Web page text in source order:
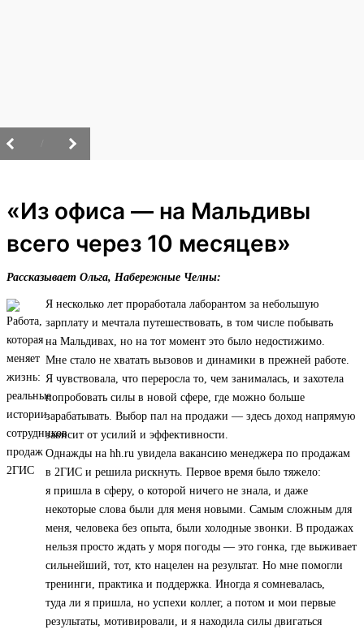
«Из офиса — на Мальдивы
всего через 10 месяцев»
Рассказывает Ольга, Набережные Челны:
Я несколько лет проработала лаборантом за небольшую
зарплату и мечтала путешествовать, в том числе побывать
на Мальдивах, но на тот момент это было недостижимо.
Мне стало не хватать вызовов и динамики в прежней работе.
Я чувствовала, что переросла то, чем занималась, и захотела
попробовать силы в новой сфере, где можно больше
зарабатывать. Выбор пал на продажи — здесь доход напрямую
зависит от усилий и эффективности.
Однажды на hh.ru увидела вакансию менеджера по продажам
в 2ГИС и решила рискнуть. Первое время было тяжело:
я пришла в сферу, о которой ничего не знала, и даже
некоторые слова были для меня новыми. Самым сложным для
меня, человека без опыта, были холодные звонки. В продажах
нельзя просто ждать у моря погоды — это гонка, где выживает
сильнейший, тот, кто нацелен на результат. Но мне помогли
тренинги, практика и поддержка. Иногда я сомневалась,
туда ли я пришла, но успехи коллег, а потом и мои первые
результаты, мотивировали, и я находила силы двигаться